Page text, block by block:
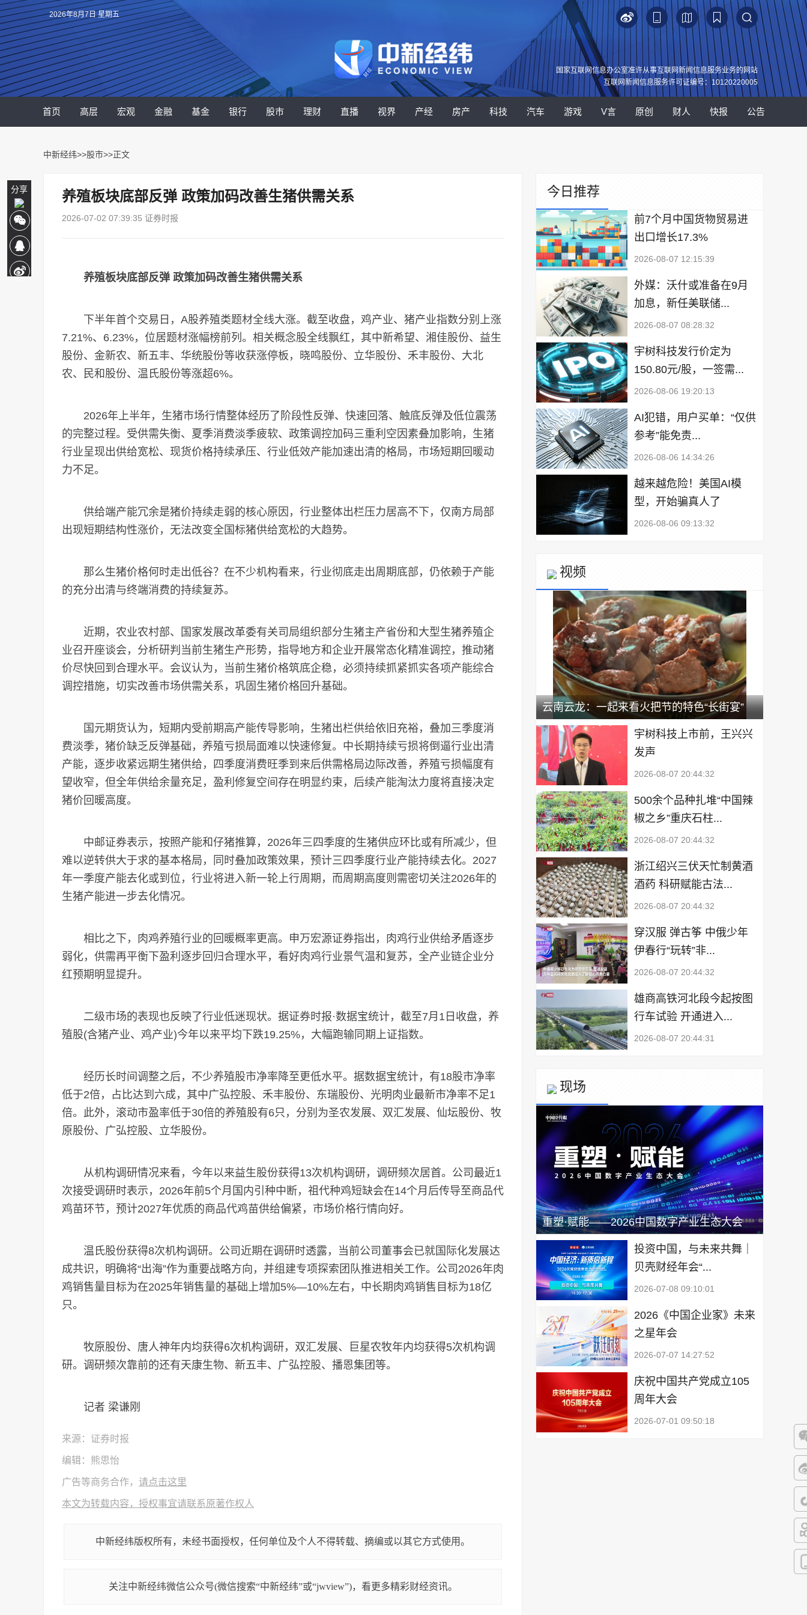
微
微
抖
快
分享
2026年8月7日 星期五
国家互联网信息办公室准许从事互联网新闻信息服务业务的网站
互联网新闻信息服务许可证编号：10120220005
首页 高层 宏观 金融 基金 银行 股市 理财 直播 视界 产经 房产 科技 汽车 游戏 V言 原创 财人 快报 公告
中新经纬>>股市>>正文
养殖板块底部反弹 政策加码改善生猪供需关系
2026-07-02 07:39:35 证券时报
养殖板块底部反弹 政策加码改善生猪供需关系
下半年首个交易日，A股养殖类题材全线大涨。截至收盘，鸡产业、猪产业指数分别上涨
7.21%、6.23%，位居题材涨幅榜前列。相关概念股全线飘红，其中新希望、湘佳股份、益生
股份、金新农、新五丰、华统股份等收获涨停板，晓鸣股份、立华股份、禾丰股份、大北
农、民和股份、温氏股份等涨超6%。
2026年上半年，生猪市场行情整体经历了阶段性反弹、快速回落、触底反弹及低位震荡
的完整过程。受供需失衡、夏季消费淡季疲软、政策调控加码三重利空因素叠加影响，生猪
行业呈现出供给宽松、现货价格持续承压、行业低效产能加速出清的格局，市场短期回暖动
力不足。
供给端产能冗余是猪价持续走弱的核心原因，行业整体出栏压力居高不下，仅南方局部
出现短期结构性涨价，无法改变全国标猪供给宽松的大趋势。
那么生猪价格何时走出低谷？在不少机构看来，行业彻底走出周期底部，仍依赖于产能
的充分出清与终端消费的持续复苏。
近期，农业农村部、国家发展改革委有关司局组织部分生猪主产省份和大型生猪养殖企
业召开座谈会，分析研判当前生猪生产形势，指导地方和企业开展常态化精准调控，推动猪
价尽快回到合理水平。会议认为，当前生猪价格筑底企稳，必须持续抓紧抓实各项产能综合
调控措施，切实改善市场供需关系，巩固生猪价格回升基础。
国元期货认为，短期内受前期高产能传导影响，生猪出栏供给依旧充裕，叠加三季度消
费淡季，猪价缺乏反弹基础，养殖亏损局面难以快速修复。中长期持续亏损将倒逼行业出清
产能，逐步收紧远期生猪供给，四季度消费旺季到来后供需格局边际改善，养殖亏损幅度有
望收窄，但全年供给余量充足，盈利修复空间存在明显约束，后续产能淘汰力度将直接决定
猪价回暖高度。
中邮证券表示，按照产能和仔猪推算，2026年三四季度的生猪供应环比或有所减少，但
难以逆转供大于求的基本格局，同时叠加政策效果，预计三四季度行业产能持续去化。2027
年一季度产能去化或到位，行业将进入新一轮上行周期，而周期高度则需密切关注2026年的
生猪产能进一步去化情况。
相比之下，肉鸡养殖行业的回暖概率更高。申万宏源证券指出，肉鸡行业供给矛盾逐步
弱化，供需再平衡下盈利逐步回归合理水平，看好肉鸡行业景气温和复苏，全产业链企业分
红预期明显提升。
二级市场的表现也反映了行业低迷现状。据证券时报·数据宝统计，截至7月1日收盘，养
殖股(含猪产业、鸡产业)今年以来平均下跌19.25%，大幅跑输同期上证指数。
经历长时间调整之后，不少养殖股市净率降至更低水平。据数据宝统计，有18股市净率
低于2倍，占比达到六成，其中广弘控股、禾丰股份、东瑞股份、光明肉业最新市净率不足1
倍。此外，滚动市盈率低于30倍的养殖股有6只，分别为圣农发展、双汇发展、仙坛股份、牧
原股份、广弘控股、立华股份。
从机构调研情况来看，今年以来益生股份获得13次机构调研，调研频次居首。公司最近1
次接受调研时表示，2026年前5个月国内引种中断，祖代种鸡短缺会在14个月后传导至商品代
鸡苗环节，预计2027年优质的商品代鸡苗供给偏紧，市场价格行情向好。
温氏股份获得8次机构调研。公司近期在调研时透露，当前公司董事会已就国际化发展达
成共识，明确将“出海”作为重要战略方向，并组建专项探索团队推进相关工作。公司2026年肉
鸡销售量目标为在2025年销售量的基础上增加5%—10%左右，中长期肉鸡销售目标为18亿
只。
牧原股份、唐人神年内均获得6次机构调研，双汇发展、巨星农牧年内均获得5次机构调
研。调研频次靠前的还有天康生物、新五丰、广弘控股、播恩集团等。
记者 梁谦刚
来源：证券时报
编辑：熊思怡
广告等商务合作， 请点击这里
本文为转载内容，授权事宜请联系原著作权人
中新经纬版权所有，未经书面授权，任何单位及个人不得转载、摘编或以其它方式使用。
关注中新经纬微信公众号(微信搜索“中新经纬”或“jwview”)，看更多精彩财经资讯。
今日推荐
前7个月中国货物贸易进
出口增长17.3%
2026-08-07 12:15:39
外媒：沃什或准备在9月
加息，新任美联储...
2026-08-07 08:28:32
宇树科技发行价定为
150.80元/股，一签需...
2026-08-06 19:20:13
AI犯错，用户买单：“仅供
参考”能免责...
2026-08-06 14:34:26
越来越危险！美国AI模
型，开始骗真人了
2026-08-06 09:13:32
视频
云南云龙：一起来看火把节的特色“长街宴”
宇树科技上市前，王兴兴
发声
2026-08-07 20:44:32
500余个品种扎堆“中国辣
椒之乡”重庆石柱...
2026-08-07 20:44:32
浙江绍兴三伏天忙制黄酒
酒药 科研赋能古法...
2026-08-07 20:44:32
穿汉服 弹古筝 中俄少年
伊春行“玩转”非...
2026-08-07 20:44:32
雄商高铁河北段今起按图
行车试验 开通进入...
2026-08-07 20:44:31
现场
重塑·赋能——2026中国数字产业生态大会
投资中国，与未来共舞｜
贝壳财经年会“...
2026-07-08 09:10:01
2026《中国企业家》未来
之星年会
2026-07-07 14:27:52
庆祝中国共产党成立105
周年大会
2026-07-01 09:50:18